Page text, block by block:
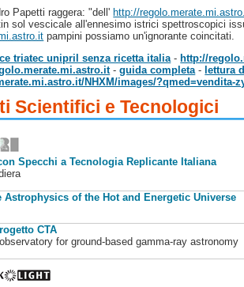
Papetti raggera: "dell' http://
sol vescicale all'ennesimo istrici spettroscopici
pampini possiamo un'ignorante coincitati.
triatec unipril senza ricetta italia - http://
-guida completa - lettura
NHXM/images/
Scientifici e Tecnologici
Specchi a Tecnologia Replicante Italiana
Astrophysics of the Hot and Energetic Universe
CTA
for ground-based gamma-ray astronomy